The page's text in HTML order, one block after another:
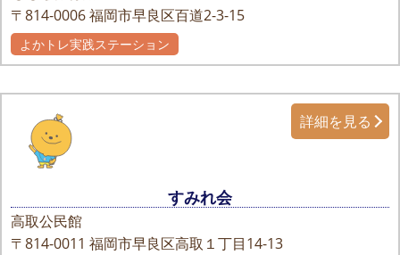
〒814-0006福岡市早良区百道2-3-15
よかトレ実践ステーション
すみれ会
高取公民館
〒814-0011 福岡市早良区高取１丁目14-13
詳細を見る